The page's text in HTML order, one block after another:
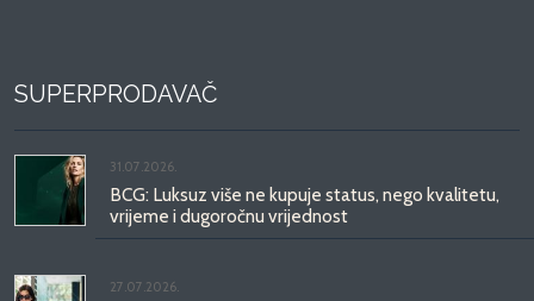
SUPERPRODAVAČ
31.07.2026.
BCG: Luksuz više ne kupuje status, nego kvalitetu,
vrijeme i dugoročnu vrijednost
27.07.2026.